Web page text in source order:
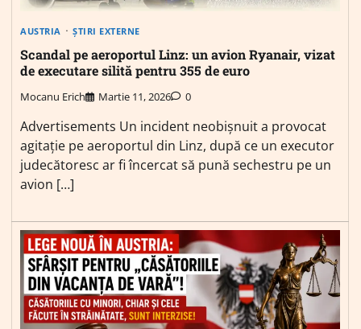
AUSTRIA ȘTIRI EXTERNE
Scandal pe aeroportul Linz: un avion Ryanair, vizat
de executare silită pentru 355 de euro
Mocanu Erich Martie 11, 2026 0
Advertisements Un incident neobișnuit a provocat
agitație pe aeroportul din Linz, după ce un executor
judecătoresc ar fi încercat să pună sechestru pe un
avion […]